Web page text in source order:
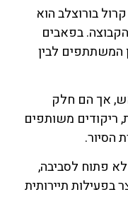
בורוצלב הוא
בפאבים
המשתתפים לבין
אך הם חלק
ריקודים משותפים
הסיור.
פתוח לסביבה,
בפעילות תיירותית